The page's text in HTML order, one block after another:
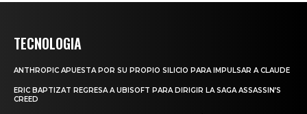
TECNOLOGIA
ANTHROPIC APUESTA POR SU PROPIO SILICIO PARA IMPULSAR A CLAUDE
ERIC BAPTIZAT REGRESA A UBISOFT PARA DIRIGIR LA SAGA ASSASSIN’S
CREED